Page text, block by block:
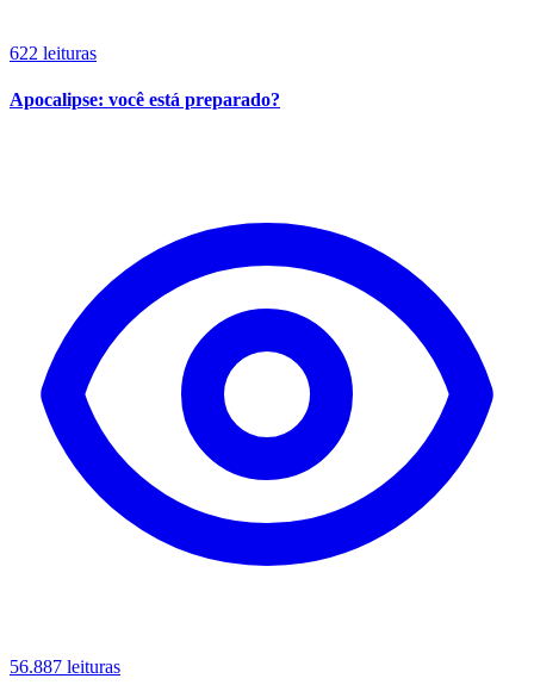
622 leituras
Apocalipse: você está preparado?
56.887 leituras